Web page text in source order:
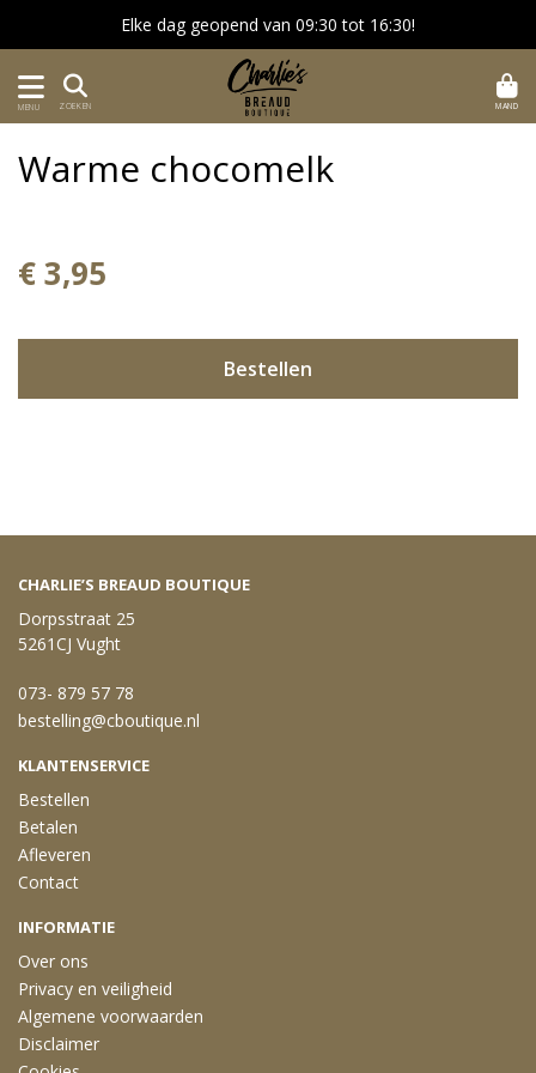
Elke dag geopend van 09:30 tot 16:30!
MENU ZOEKEN MAND
Warme chocomelk
€ 3,95
Bestellen
CHARLIE’S BREAUD BOUTIQUE
Dorpsstraat 25
5261CJ Vught
073- 879 57 78
bestelling@cboutique.nl
KLANTENSERVICE
Bestellen
Betalen
Afleveren
Contact
INFORMATIE
Over ons
Privacy en veiligheid
Algemene voorwaarden
Disclaimer